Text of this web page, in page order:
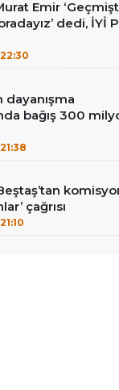
Emir
dedi, İYİ
22:30
dayanışma
bağış 300
21:38
çağrısı
21:10